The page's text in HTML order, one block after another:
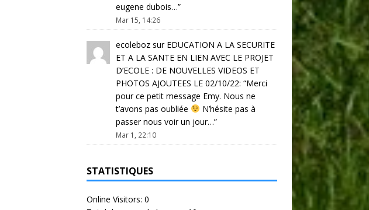
eugene dubois…”
Mar 15, 14:26
ecolebozsur EDUCATION A LA SECURITE
ET A LA SANTE EN LIEN AVEC LE PROJET
D’ECOLE : DE NOUVELLES VIDEOS ET
PHOTOS AJOUTEES LE 02/10/22: “Merci
pour ce petit message Emy. Nous ne
t’avons pas oubliée
N’hésite pas à
passer nous voir un jour…”
Mar 1, 22:10
STATISTIQUES
Online Visitors: 0